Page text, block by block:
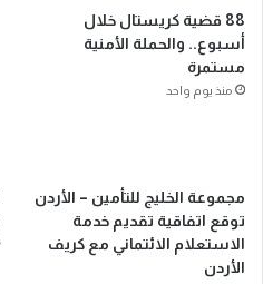
88 قضية كريستال خلال
أسبوع.. والحملة الأمنية
مستمرة
منذ يوم واحد
مجموعة الخليج للتأمين – الأردن
توقع اتفاقية تقديم خدمة
الاستعلام الائتماني مع كريف
الأردن